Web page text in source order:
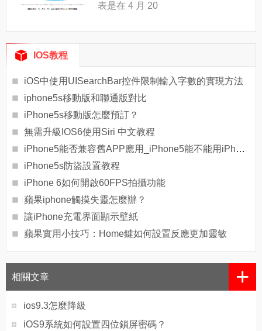
表是在 4 月 20
IOS教程
iOS中使用UISearchBar控件限制輸入字數的實現方法
iphone5s移動版和聯通版對比
iPhone5s移動版怎麼預訂？
無需升級IOS6使用Siri 中文教程
iPhone5能否兼容舊APP應用_iPhone5能不能用iPhone4S的應用
iPhone5s防盜設置教程
iPhone 6如何開啟60FPS拍攝功能
蘋果iphone觸摸失靈怎麼辦？
讓iPhone充電界面顯示壁紙
蘋果實用小技巧：Home鍵如何設置反應更加靈敏
相關文章 +
ios9.3怎麼降級
iOS9系統如何設置四位鎖屏密碼？